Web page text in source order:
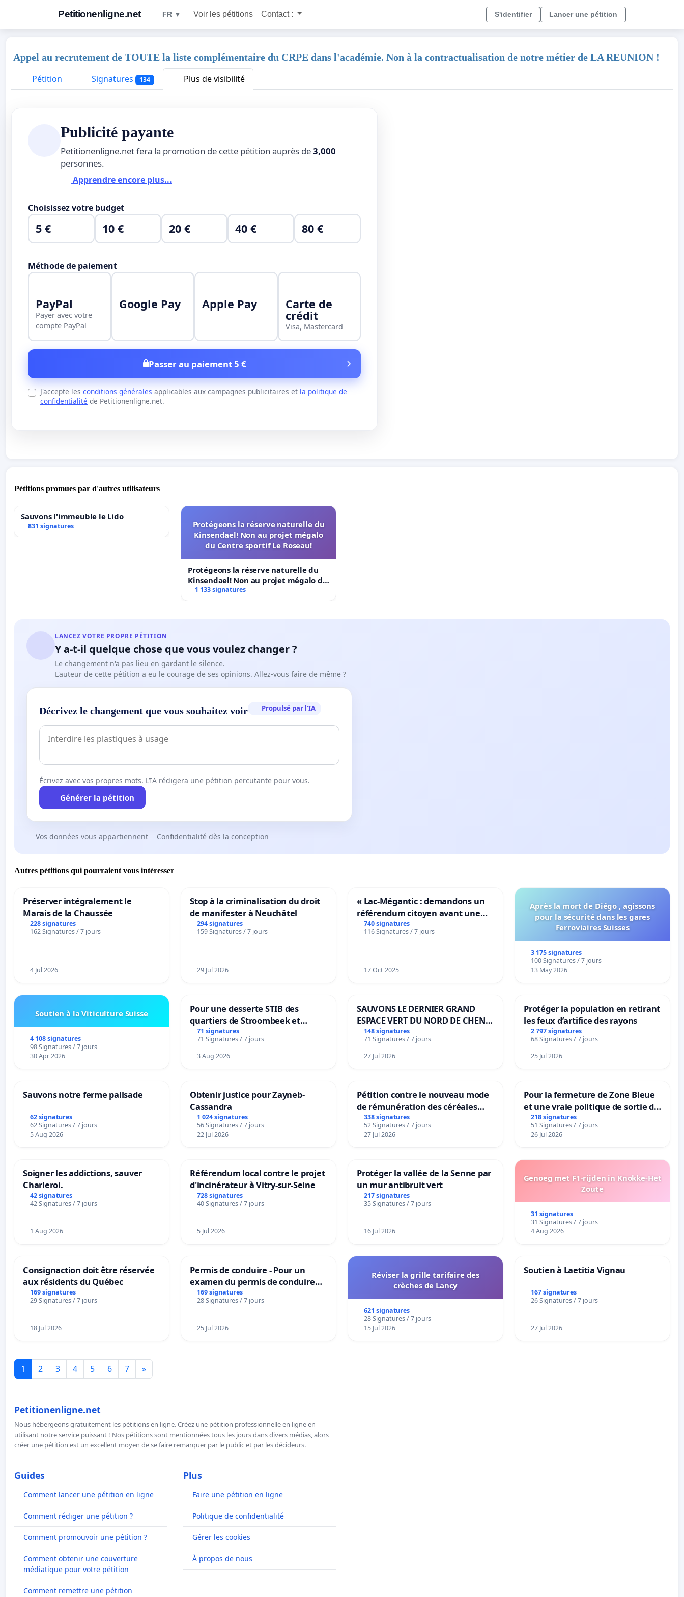
Petitionenligne.net FR ▼ Voir les pétitions Contact : S'identifier Lancer une pétition
Appel au recrutement de TOUTE la liste complémentaire du CRPE dans l'académie. Non à la contractualisation de notre métier de LA REUNION !
Pétition
Signatures 134 Plus de visibilité
Publicité payante
Petitionenligne.net fera la promotion de cette pétition auprès de3,000
personnes.
Apprendre encore plus...
Choisissez votre budget
5 € 10 € 20 € 40 € 80 €
Méthode de paiement
PayPal
Payer avec votre
compte PayPal
Google Pay Apple Pay Carte de
crédit
Visa, Mastercard
Passer au paiement 5 €
J'accepte les conditions générales applicables aux campagnes publicitaires et la politique de
confidentialité de Petitionenligne.net.
Pétitions promues par d'autres utilisateurs
Sauvons l'immeuble le Lido
831 signatures
Protégeons la réserve naturelle du
Kinsendael! Non au projet mégalo
du Centre sportif Le Roseau!
Protégeons la réserve naturelle du
Kinsendael! Non au projet mégalo du
Centre sportif Le Roseau!
1 133 signatures
LANCEZ VOTRE PROPRE PÉTITION
Y a-t-il quelque chose que vous voulez changer ?
Le changement n'a pas lieu en gardant le silence.
L'auteur de cette pétition a eu le courage de ses opinions. Allez-vous faire de même ?
Décrivez le changement que vous souhaitez voir Propulsé par l’IA
Écrivez avec vos propres mots. L’IA rédigera une pétition percutante pour vous.
Générer la pétition
Vos données vous appartiennent Confidentialité dès la conception
Autres pétitions qui pourraient vous intéresser
Préserver intégralement le
Marais de la Chaussée
228 signatures
162 Signatures / 7 jours
4 Jul 2026
Stop à la criminalisation du droit
de manifester à Neuchâtel
294 signatures
159 Signatures / 7 jours
29 Jul 2026
« Lac-Mégantic : demandons un
référendum citoyen avant une
transformation irréversible de
notre territoire »
740 signatures
116 Signatures / 7 jours
17 Oct 2025
Après la mort de Diégo , agissons
pour la sécurité dans les gares
Ferroviaires Suisses
3 175 signatures
100 Signatures / 7 jours
13 May 2026
Soutien à la Viticulture Suisse
4 108 signatures
98 Signatures / 7 jours
30 Apr 2026
Pour une desserte STIB des
quartiers de Stroombeek et
Beauval - Voor een MIVB-
bediening van de wijken
Strombeek en Het Voor
71 signatures
71 Signatures / 7 jours
3 Aug 2026
SAUVONS LE DERNIER GRAND
ESPACE VERT DU NORD DE CHENE-
BOUGERIES
148 signatures
71 Signatures / 7 jours
27 Jul 2026
Protéger la population en retirant
les feux d’artifice des rayons
2 797 signatures
68 Signatures / 7 jours
25 Jul 2026
Sauvons notre ferme pallsade
62 signatures
62 Signatures / 7 jours
5 Aug 2026
Obtenir justice pour Zayneb-
Cassandra
1 024 signatures
56 Signatures / 7 jours
22 Jul 2026
Pétition contre le nouveau mode
de rémunération des céréales
panifiables de Swiss granum basé
sur la teneur en protéines
338 signatures
52 Signatures / 7 jours
27 Jul 2026
Pour la fermeture de Zone Bleue
et une vraie politique de sortie de
la dépendance
218 signatures
51 Signatures / 7 jours
26 Jul 2026
Soigner les addictions, sauver
Charleroi.
42 signatures
42 Signatures / 7 jours
1 Aug 2026
Référendum local contre le projet
d'incinérateur à Vitry-sur-Seine
728 signatures
40 Signatures / 7 jours
5 Jul 2026
Protéger la vallée de la Senne par
un mur antibruit vert
217 signatures
35 Signatures / 7 jours
16 Jul 2026
Genoeg met F1-rijden in Knokke-Het
Zoute
31 signatures
31 Signatures / 7 jours
4 Aug 2026
Consignaction doit être réservée
aux résidents du Québec
169 signatures
29 Signatures / 7 jours
18 Jul 2026
Permis de conduire - Pour un
examen du permis de conduire
accessible dans plusieurs langues
à Bruxelles
169 signatures
28 Signatures / 7 jours
25 Jul 2026
Réviser la grille tarifaire des
crèches de Lancy
621 signatures
28 Signatures / 7 jours
15 Jul 2026
Soutien à Laetitia Vignau
167 signatures
26 Signatures / 7 jours
27 Jul 2026
1 2 3 4 5 6 7 »
Petitionenligne.net
Nous hébergeons gratuitement les pétitions en ligne. Créez une pétition professionnelle en ligne en
utilisant notre service puissant ! Nos pétitions sont mentionnées tous les jours dans divers médias, alors
créer une pétition est un excellent moyen de se faire remarquer par le public et par les décideurs.
Guides
Comment lancer une pétition en ligne
Comment rédiger une pétition ?
Comment promouvoir une pétition ?
Comment obtenir une couverture
médiatique pour votre pétition
Comment remettre une pétition
Plus
Faire une pétition en ligne
Politique de confidentialité
Gérer les cookies
À propos de nous